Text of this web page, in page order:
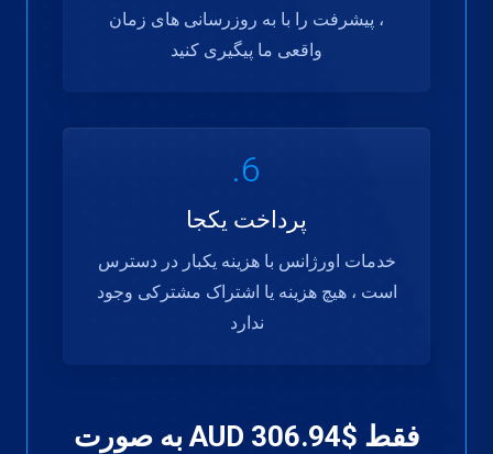
، پیشرفت را با به روزرسانی های زمان
واقعی ما پیگیری کنید
6.
پرداخت یکجا
خدمات اورژانس با هزینه یکبار در دسترس
است ، هیچ هزینه یا اشتراک مشترکی وجود
ندارد
فقط
$306.94 AUD به صورت